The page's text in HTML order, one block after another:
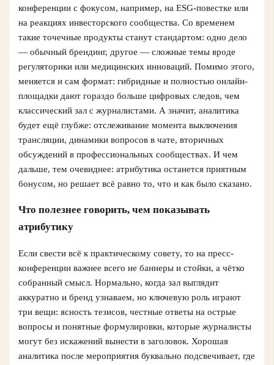
конференции с фокусом, например, на ESG‑повестке или
на реакциях инвесторского сообщества. Со временем
такие точечные продукты станут стандартом: одно дело
— обычный брендинг, другое — сложные темы вроде
регуляторики или медицинских инноваций. Помимо этого,
меняется и сам формат: гибридные и полностью онлайн-
площадки дают гораздо больше цифровых следов, чем
классический зал с журналистами. А значит, аналитика
будет ещё глубже: отслеживание момента выключения
трансляции, динамики вопросов в чате, вторичных
обсуждений в профессиональных сообществах. И чем
дальше, тем очевиднее: атрибутика останется приятным
бонусом, но решает всё равно то, что и как было сказано.
Что полезнее говорить, чем показывать
атрибутику
Если свести всё к практическому совету, то на пресс-
конференции важнее всего не баннеры и стойки, а чётко
собранный смысл. Нормально, когда зал выглядит
аккуратно и бренд узнаваем, но ключевую роль играют
три вещи: ясность тезисов, честные ответы на острые
вопросы и понятные формулировки, которые журналисты
могут без искажений вынести в заголовок. Хорошая
аналитика после мероприятия буквально подсвечивает, где